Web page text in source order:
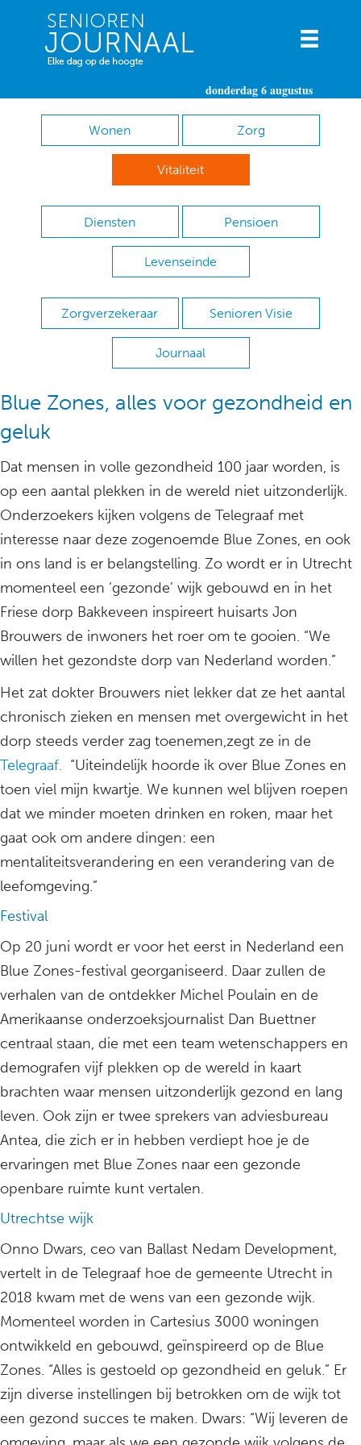
donderdag 6 augustus
Wonen Zorg
Vitaliteit
Diensten Pensioen
Levenseinde
Zorgverzekeraar Senioren Visie
Journaal
Blue Zones, alles voor gezondheid en
geluk
Dat mensen in volle gezondheid 100 jaar worden, is
op een aantal plekken in de wereld niet uitzonderlijk.
Onderzoekers kijken volgens de Telegraaf met
interesse naar deze zogenoemde Blue Zones, en ook
in ons land is er belangstelling. Zo wordt er in Utrecht
momenteel een ‘gezonde’ wijk gebouwd en in het
Friese dorp Bakkeveen inspireert huisarts Jon
Brouwers de inwoners het roer om te gooien. “We
willen het gezondste dorp van Nederland worden.”
Het zat dokter Brouwers niet lekker dat ze het aantal
chronisch zieken en mensen met overgewicht in het
dorp steeds verder zag toenemen,zegt ze in de
Telegraaf. “Uiteindelijk hoorde ik over Blue Zones en
toen viel mijn kwartje. We kunnen wel blijven roepen
dat we minder moeten drinken en roken, maar het
gaat ook om andere dingen: een
mentaliteitsverandering en een verandering van de
leefomgeving.”
Festival
Op 20 juni wordt er voor het eerst in Nederland een
Blue Zones-festival georganiseerd. Daar zullen de
verhalen van de ontdekker Michel Poulain en de
Amerikaanse onderzoeksjournalist Dan Buettner
centraal staan, die met een team wetenschappers en
demografen vijf plekken op de wereld in kaart
brachten waar mensen uitzonderlijk gezond en lang
leven. Ook zijn er twee sprekers van adviesbureau
Antea, die zich er in hebben verdiept hoe je de
ervaringen met Blue Zones naar een gezonde
openbare ruimte kunt vertalen.
Utrechtse wijk
Onno Dwars, ceo van Ballast Nedam Development,
vertelt in de Telegraaf hoe de gemeente Utrecht in
2018 kwam met de wens van een gezonde wijk.
Momenteel worden in Cartesius 3000 woningen
ontwikkeld en gebouwd, geïnspireerd op de Blue
Zones. “Alles is gestoeld op gezondheid en geluk.” Er
zijn diverse instellingen bij betrokken om de wijk tot
een gezond succes te maken. Dwars: “Wij leveren de